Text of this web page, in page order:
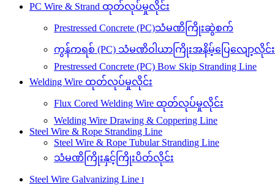
PC Wire & Strand ထုတ်လုပ်မှုလိုင်း
Prestressed Concrete (PC)သံမဏိကြိုးဆွဲစက်
ကွန်ကရစ် (PC) သံမဏိဝါယာကြိုးအနိမ့်ပြေလျော့လိုင်း
Prestressed Concrete (PC) Bow Skip Stranding Line
Welding Wire ထုတ်လုပ်မှုလိုင်း
Flux Cored Welding Wire ထုတ်လုပ်မှုလိုင်း
Welding Wire Drawing & Coppering Line
Steel Wire & Rope Stranding Line
Steel Wire & Rope Tubular Stranding Line
သံမဏိကြိုးနှင့်ကြိုးပိတ်လိုင်း
Steel Wire Galvanizing Line ၊